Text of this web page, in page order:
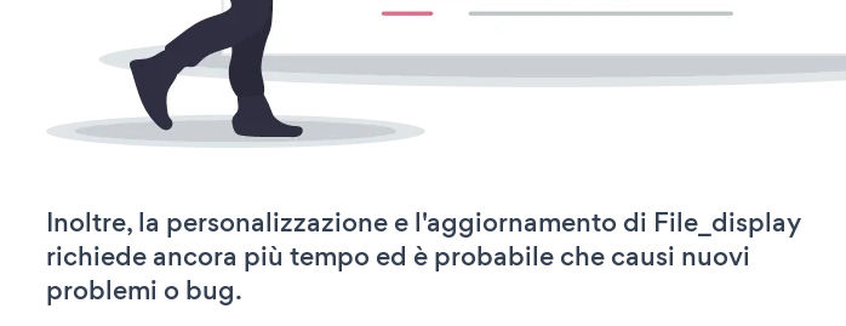
Inoltre, la personalizzazione e l'aggiornamento di File_display
richiede ancora più tempo ed è probabile che causi nuovi
problemi o bug.